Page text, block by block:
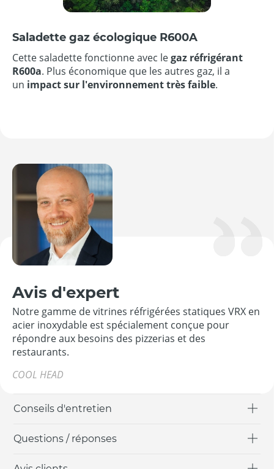
Conseils d'entretien
Questions / réponses
Saladette gaz écologique R600A
Cette saladette fonctionne avec legaz réfrigérant
R600a. Plus économique que les autres gaz, il a
un impact sur l'environnement très faible.
Avis d'expert
Notre gamme de vitrines réfrigérées statiques VRX en
acier inoxydable est spécialement conçue pour
répondre aux besoins des pizzerias et des
restaurants.
COOL HEAD